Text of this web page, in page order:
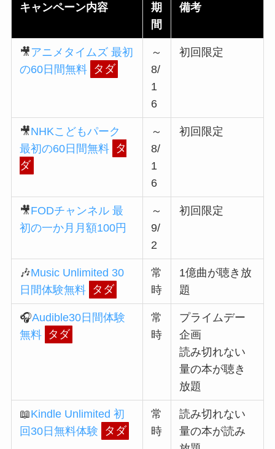
キャンペーン内容
期
間
備考
🎥アニメタイムズ 最初
の60日間無料 タダ
～
8/
1
6
初回限定
🎥NHKこどもパーク
最初の60日間無料 タ
ダ
～
8/
1
6
初回限定
🎥FODチャンネル 最
初の一か月月額100円
～
9/
2
初回限定
🎶Music Unlimited 30
日間体験無料 タダ
常
時
1億曲が聴き放
題
🎧Audible30日間体験
無料 タダ
常
時
プライムデー
企画
読み切れない
量の本が聴き
放題
📖Kindle Unlimited 初
回30日無料体験
タダ
常
時
読み切れない
量の本が読み